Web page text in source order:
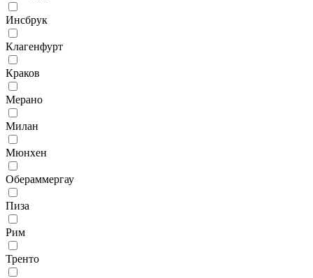
Инсбрук
Клагенфурт
Краков
Мерано
Милан
Мюнхен
Обераммергау
Пиза
Рим
Тренто